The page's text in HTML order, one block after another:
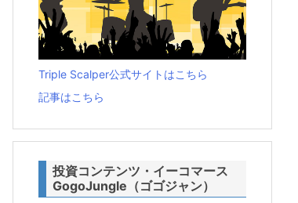
Triple Scalper公式サイトはこちら
記事はこちら
投資コンテンツ・イーコマース
GogoJungle（ゴゴジャン）